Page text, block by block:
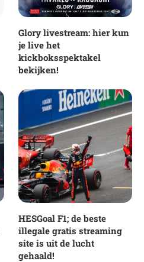
Glory livestream: hier kun
je live het
kickboksspektakel
bekijken!
HESGoal F1; de beste
illegale gratis streaming
site is uit de lucht
gehaald!